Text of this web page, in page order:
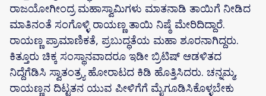
ರಾಜಯೋಗೀಂದ್ರ ಮಹಾಸ್ವಾಮಿಗಳು ಮಾತನಾಡಿ ತಾಯಿಗೆ ನೀಡಿದ
ಮಾತಿನಂತೆ ಸಂಗೊಳ್ಳಿ ರಾಯಣ್ಣ ತಾಯಿ ನಿಷ್ಠೆ ಮೇರಿದಿದ್ದಾರೆ.
ರಾಯಣ್ಣ ಪ್ರಾಮಾಣಿಕತೆ, ಪ್ರಬುದ್ಧತೆಯ ಮಹಾ ಶೂರನಾಗಿದ್ದರು.
ಕಿತ್ತೂರು ಚಿಕ್ಕ ಸಂಸ್ಥಾನವಾದರೂ ಇಡೀ ಬ್ರಿಟಿಷ್ ಆಡಳಿತದ
ನಿದ್ದೆಗೆಡಿಸಿ ಸ್ವಾತಂತ್ರ್ಯ ಹೋರಾಟದ ಕಿಡಿ ಹೊತ್ತಿಸಿದರು. ಚನ್ನಮ್ಮ,
ರಾಯಣ್ಣನ ದಿಟ್ಟತನ ಯುವ ಪೀಳಿಗೆಗೆ ಮೈಗೂಡಿಸಿಕೊಳ್ಳಬೇಕು